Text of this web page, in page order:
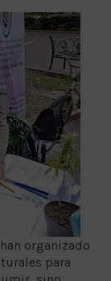
organizado
para